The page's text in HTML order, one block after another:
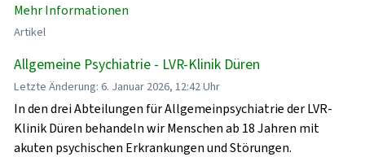
Mehr Informationen
Artikel
Allgemeine Psychiatrie - LVR-Klinik Düren
Letzte Änderung: 6. Januar 2026, 12:42 Uhr
In den drei Abteilungen für Allgemeinpsychiatrie der LVR-
Klinik Düren behandeln wir Menschen ab 18 Jahren mit
akuten psychischen Erkrankungen und Störungen.